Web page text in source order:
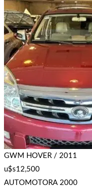
GWM HOVER / 2011
u$s12,500
AUTOMOTORA 2000